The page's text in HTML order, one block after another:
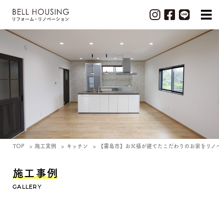
TOP 施工実例 キッチン 【霧島市】お父様が建てたこだわりのお家をリノ
施工事例
GALLERY